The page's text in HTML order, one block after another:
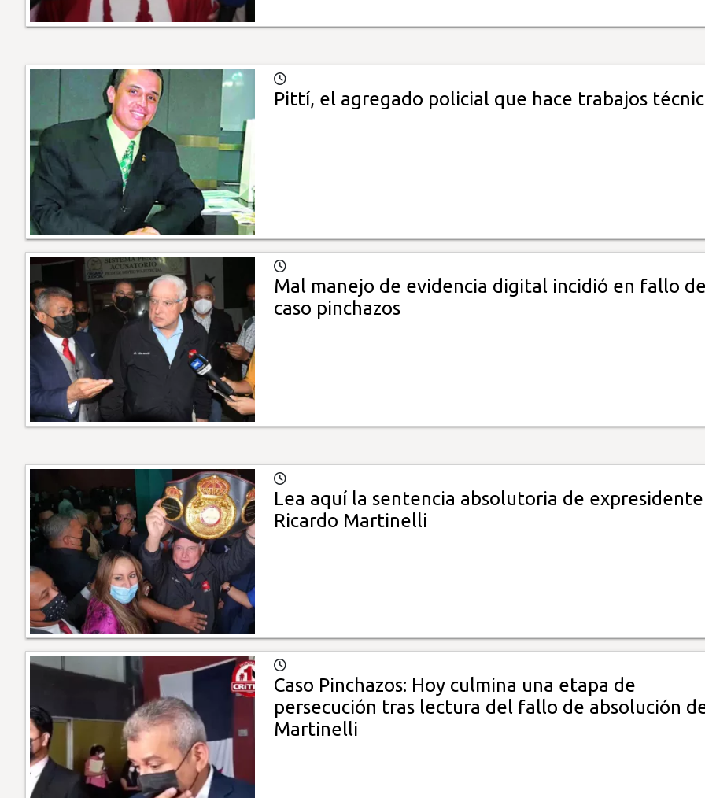
Pittí, el agregado policial que hace trabajos
Mal manejo de evidencia digital incidió en fallo
caso pinchazos
Lea aquí la sentencia absolutoria de expresidente
Ricardo Martinelli
Caso Pinchazos: Hoy culmina una etapa de
persecución tras lectura del fallo de absolución
Martinelli